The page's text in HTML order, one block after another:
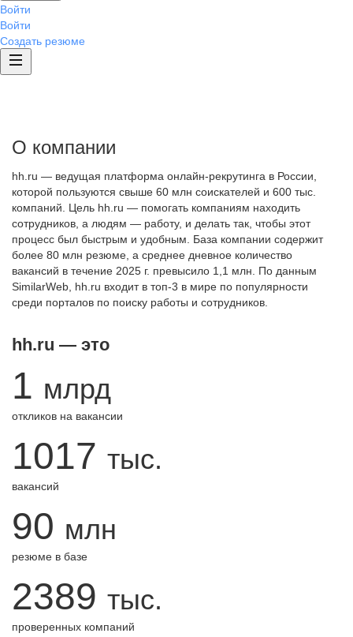
Войти
Войти
Создать резюме
О компании
hh.ru — ведущая платформа онлайн-рекрутинга в России,
которой пользуются свыше 60 млн соискателей и 600 тыс.
компаний. Цель hh.ru — помогать компаниям находить
сотрудников, а людям — работу, и делать так, чтобы этот
процесс был быстрым и удобным. База компании содержит
более 80 млн резюме, а среднее дневное количество
вакансий в течение 2025 г. превысило 1,1 млн. По данным
SimilarWeb, hh.ru входит в топ-3 в мире по популярности
среди порталов по поиску работы и сотрудников.
hh.ru — это
1 млрд
откликов на вакансии
1017 тыс.
вакансий
90 млн
резюме в базе
2389 тыс.
проверенных компаний